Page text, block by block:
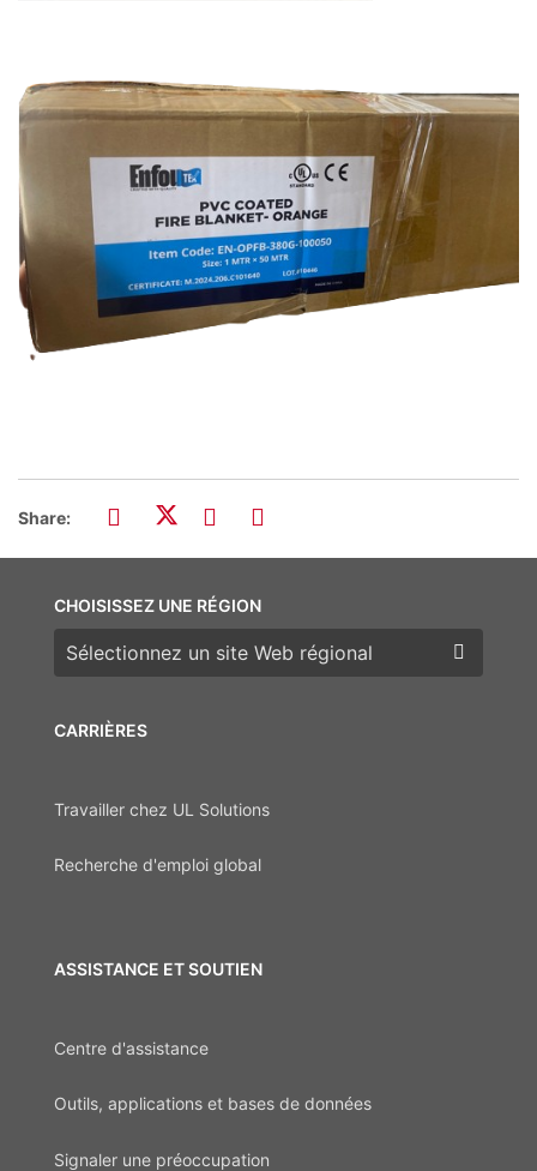
Share:
CARRIÈRES
Travailler chez UL Solutions
Recherche d'emploi global
ASSISTANCE ET SOUTIEN
Centre d'assistance
Outils, applications et bases de données
Signaler une préoccupation
CHOISISSEZ UNE RÉGION
Choisissez une région